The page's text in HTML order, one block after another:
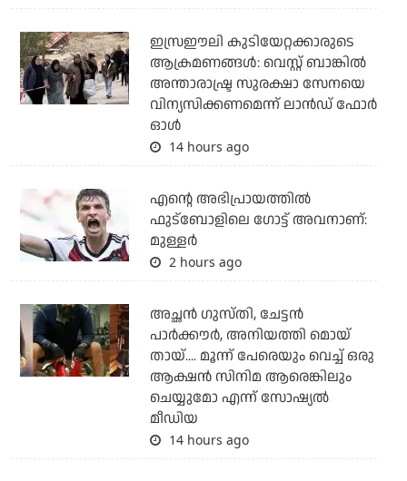
ഇസ്രഈലി കുടിയേറ്റക്കാരുടെ
ആക്രമണങ്ങള്‍: വെസ്റ്റ് ബാങ്കില്‍
അന്താരാഷ്ട്ര സുരക്ഷാ സേനയെ
വിന്യസിക്കണമെന്ന് ലാന്‍ഡ് ഫോര്‍
ഓള്‍
14 hours ago
എന്റെ അഭിപ്രായത്തില്‍
ഫുട്‌ബോളിലെ ഗോട്ട് അവനാണ്:
മുള്ളര്‍
2 hours ago
അച്ഛന്‍ ഗുസ്തി, ചേട്ടന്‍
പാര്‍ക്കൗര്‍, അനിയത്തി മൊയ്
തായ്.... മൂന്ന് പേരെയും വെച്ച് ഒരു
ആക്ഷന്‍ സിനിമ ആരെങ്കിലും
ചെയ്യുമോ എന്ന് സോഷ്യല്‍
മീഡിയ
14 hours ago